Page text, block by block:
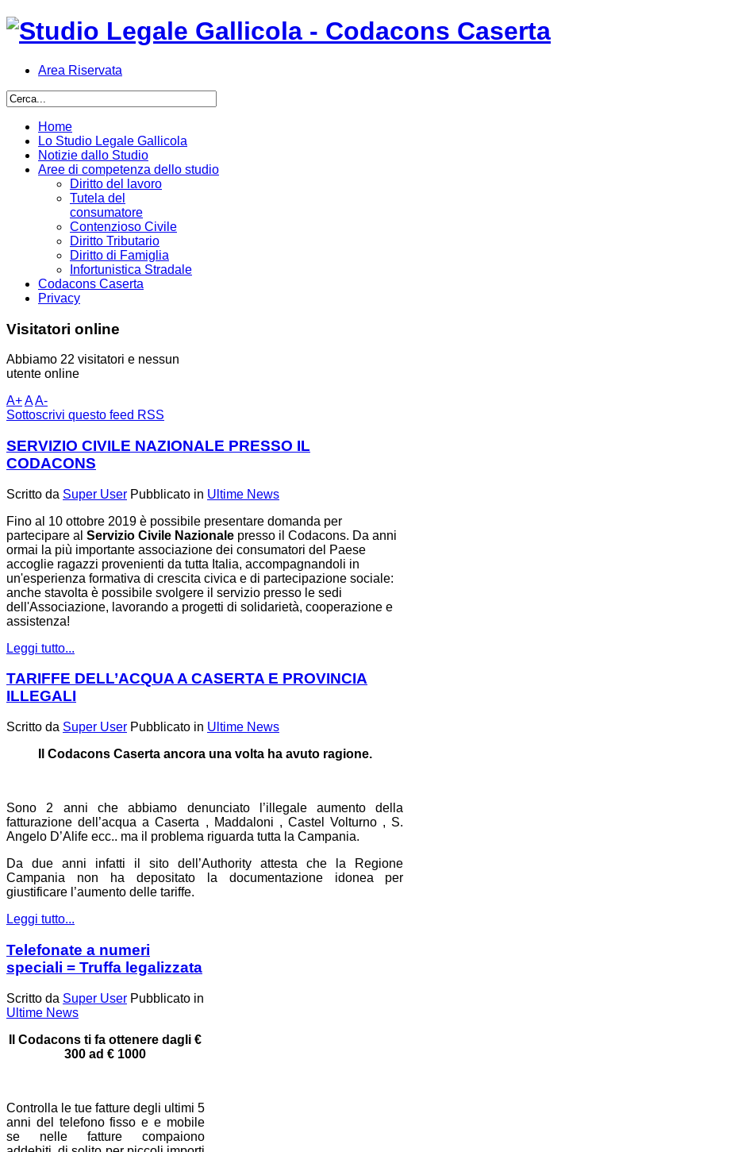
Area Riservata
Home
Lo Studio Legale Gallicola
Notizie dallo Studio
Aree di competenza dello studio
Diritto del lavoro
Tutela del
consumatore
Contenzioso Civile
Diritto Tributario
Diritto di Famiglia
Infortunistica Stradale
Codacons Caserta
Privacy
Visitatori online
Abbiamo 22 visitatori e nessun
utente online
A+AA-
Sottoscrivi questo feed RSS
SERVIZIO CIVILE NAZIONALE PRESSO IL
CODACONS
Scritto da Super User Pubblicato in Ultime News
Fino al 10 ottobre 2019 è possibile presentare domanda per
partecipare al Servizio Civile Nazionale presso il Codacons. Da anni
ormai la più importante associazione dei consumatori del Paese
accoglie ragazzi provenienti da tutta Italia, accompagnandoli in
un'esperienza formativa di crescita civica e di partecipazione sociale:
anche stavolta è possibile svolgere il servizio presso le sedi
dell'Associazione, lavorando a progetti di solidarietà, cooperazione e
assistenza!
Leggi tutto...
TARIFFE DELL’ACQUA A CASERTA E PROVINCIA
ILLEGALI
Scritto da Super User Pubblicato in Ultime News
Il Codacons Caserta ancora una volta ha avuto ragione.
Sono 2 anni che abbiamo denunciato l’illegale aumento della
fatturazione dell’acqua a Caserta , Maddaloni , Castel Volturno , S.
Angelo D’Alife ecc.. ma il problema riguarda tutta la Campania.
Da due anni infatti il sito dell’Authority attesta che la Regione
Campania non ha depositato la documentazione idonea per
giustificare l’aumento delle tariffe.
Leggi tutto...
Telefonate a numeri
speciali = Truffa legalizzata
Scritto da Super User Pubblicato in
Ultime News
Il Codacons ti fa ottenere dagli €
300 ad € 1000
Controlla le tue fatture degli ultimi 5
anni del telefono fisso e e mobile
se nelle fatture compaiono